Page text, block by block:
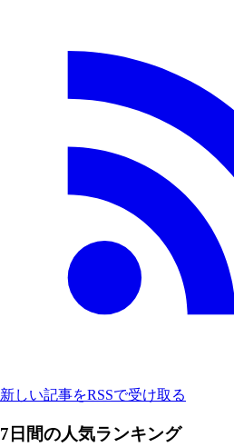
新しい記事をRSSで受け取る
7日間の人気ランキング